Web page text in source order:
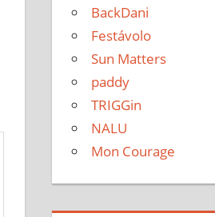
BackDani
Festávolo
Sun Matters
paddy
TRIGGin
NALU
Mon Courage